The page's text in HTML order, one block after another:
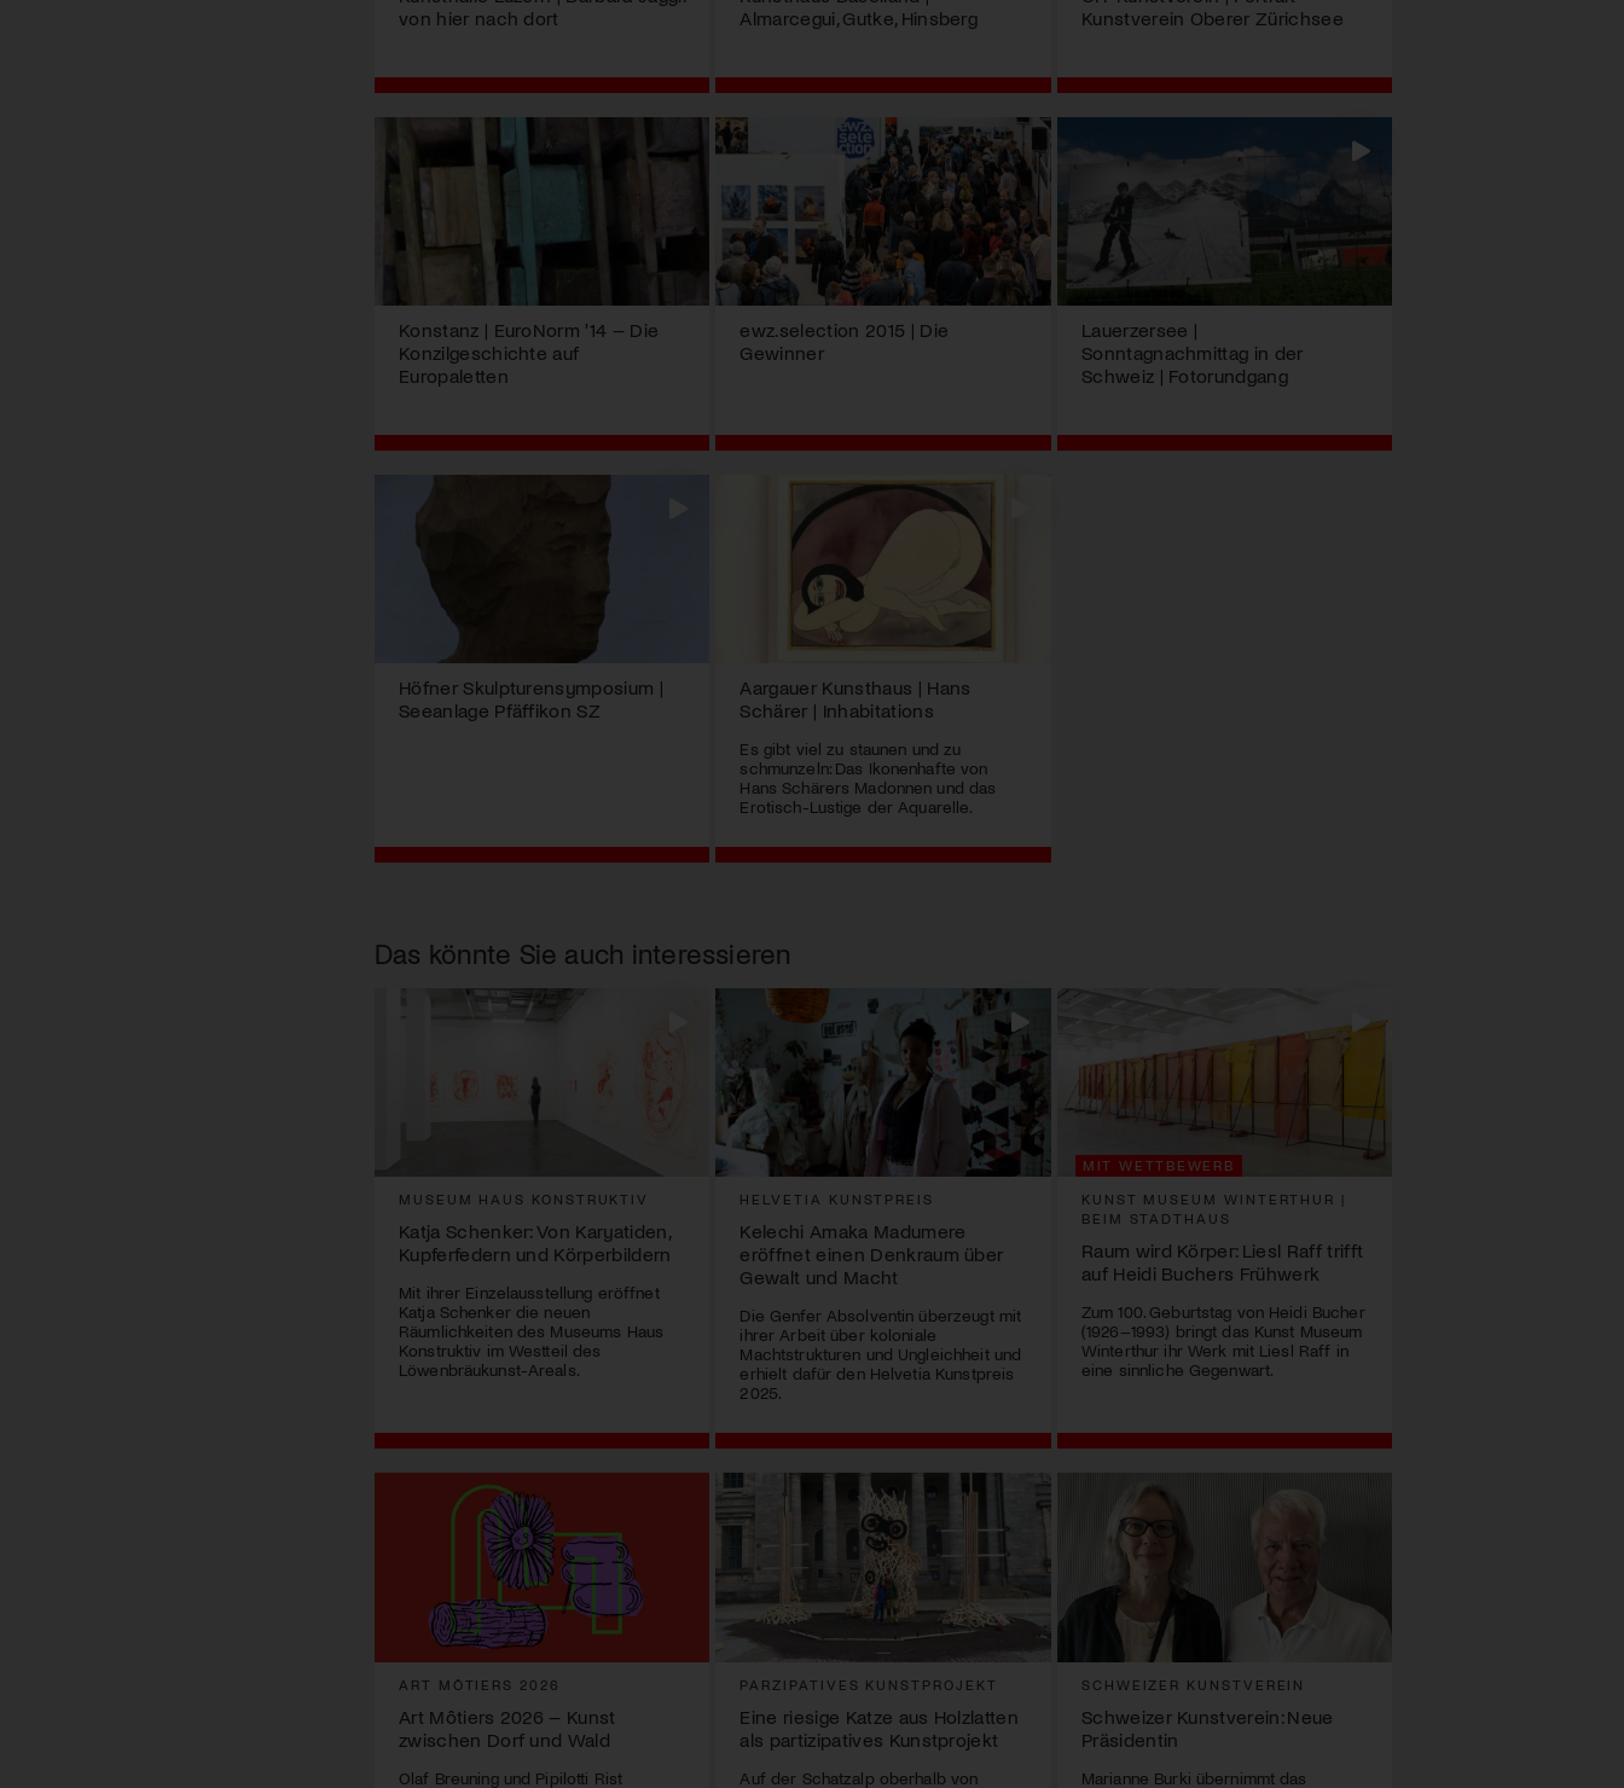
von hier nach dort
Almarcegui, Gutke, Hinsberg
Kunstverein Oberer Zürichsee
Konstanz | EuroNorm '14 – Die
Konzilgeschichte auf
Europaletten
ewz.selection 2015 | Die
Gewinner
Lauerzersee |
Sonntagnachmittag in der
Schweiz | Fotorundgang
Höfner Skulpturensymposium |
Seeanlage Pfäffikon SZ
Aargauer Kunsthaus | Hans
Schärer | Inhabitations
Es gibt viel zu staunen und zu
schmunzeln: Das Ikonenhafte von
Hans Schärers Madonnen und das
Erotisch-Lustige der Aquarelle.
Das könnte Sie auch interessieren
MUSEUM HAUS KONSTRUKTIV
Katja Schenker: Von Karyatiden,
Kupferfedern und Körperbildern
Mit ihrer Einzelausstellung eröffnet
Katja Schenker die neuen
Räumlichkeiten des Museums Haus
Konstruktiv im Westteil des
Löwenbräukunst-Areals.
HELVETIA KUNSTPREIS
Kelechi Amaka Madumere
eröffnet einen Denkraum über
Gewalt und Macht
Die Genfer Absolventin überzeugt mit
ihrer Arbeit über koloniale
Machtstrukturen und Ungleichheit und
erhielt dafür den Helvetia Kunstpreis
2025.
MIT WETTBEWERB
KUNST MUSEUM WINTERTHUR |
BEIM STADTHAUS
Raum wird Körper: Liesl Raff trifft
auf Heidi Buchers Frühwerk
Zum 100. Geburtstag von Heidi Bucher
(1926–1993) bringt das Kunst Museum
Winterthur ihr Werk mit Liesl Raff in
eine sinnliche Gegenwart.
ART MÔTIERS 2026
Art Môtiers 2026 – Kunst
zwischen Dorf und Wald
Olaf Breuning und Pipilotti Rist
PARZIPATIVES KUNSTPROJEKT
Eine riesige Katze aus Holzlatten
als partizipatives Kunstprojekt
Auf der Schatzalp oberhalb von
SCHWEIZER KUNSTVEREIN
Schweizer Kunstverein: Neue
Präsidentin
Marianne Burki übernimmt das